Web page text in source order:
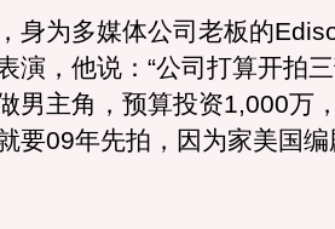
为多媒体公司老板的
演，他说：“公司打算开拍
男主角，预算投资1,000万
要09年先拍，因为家美国